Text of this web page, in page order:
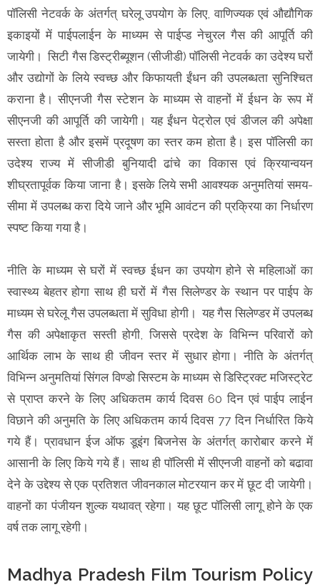
पॉलिसी नेटवर्क के अंतर्गत् घरेलू उपयोग के लिए, वाणिज्यक एवं औद्यौगिक
इकाइयों में पाईपलाईन के माध्यम से पाईप्ड नेचुरल गैस की आपूर्ति की
जायेगी। सिटी गैस डिस्ट्रीब्यूशन (सीजीडी) पॉलिसी नेटवर्क का उदेश्य घरों
और उद्योगों के लिये स्वच्छ और किफायती ईंधन की उपलब्धता सुनिश्चित
कराना है। सीएनजी गैस स्टेशन के माध्यम से वाहनों में ईधन के रूप में
सीएनजी की आपूर्ति की जायेगी। यह ईंधन पेट्रोल एवं डीजल की अपेक्षा
सस्ता होता है और इसमें प्रदूषण का स्तर कम होता है। इस पॉलिसी का
उदेश्य राज्य में सीजीडी बुनियादी ढांचे का विकास एवं क्रियान्वयन
शीघ्रतापूर्वक किया जाना है। इसके लिये सभी आवश्यक अनुमतियां समय-
सीमा में उपलब्ध करा दिये जाने और भूमि आवंटन की प्रक्रिया का निर्धारण
स्पष्ट किया गया है।
नीति के माध्यम से घरों में स्वच्छ ईधन का उपयोग होने से महिलाओं का
स्वास्थ्य बेहतर होगा साथ ही घरों में गैस सिलेण्डर के स्थान पर पाईप के
माध्यम से घरेलू गैस उपलब्धता में सुविधा होगी। यह गैस सिलेण्डर में उपलब्ध
गैस की अपेक्षाकृत सस्ती होगी, जिससे प्रदेश के विभिन्न परिवारों को
आर्थिक लाभ के साथ ही जीवन स्तर में सुधार होगा। नीति के अंतर्गत्
विभिन्न अनुमतियां सिंगल विण्डो सिस्टम के माध्यम से डिस्ट्रिक्ट मजिस्ट्रेट
से प्राप्त करने के लिए अधिकतम कार्य दिवस 60 दिन एवं पाईप लाईन
विछाने की अनुमति के लिए अधिकतम कार्य दिवस 77 दिन निर्धारित किये
गये हैं। प्रावधान ईज ऑफ डूइंग बिजनेस के अंतर्गत् कारोबार करने में
आसानी के लिए किये गये हैं। साथ ही पॉलिसी में सीएनजी वाहनों को बढावा
देने के उद्देश्य से एक प्रतिशत जीवनकाल मोटरयान कर में छूट दी जायेगी।
वाहनों का पंजीयन शुल्क यथावत् रहेगा। यह छूट पॉलिसी लागू होने के एक
वर्ष तक लागू रहेगी।
Madhya Pradesh Film Tourism Policy